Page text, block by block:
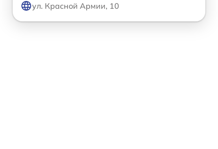
ул. Красной Армии, 10